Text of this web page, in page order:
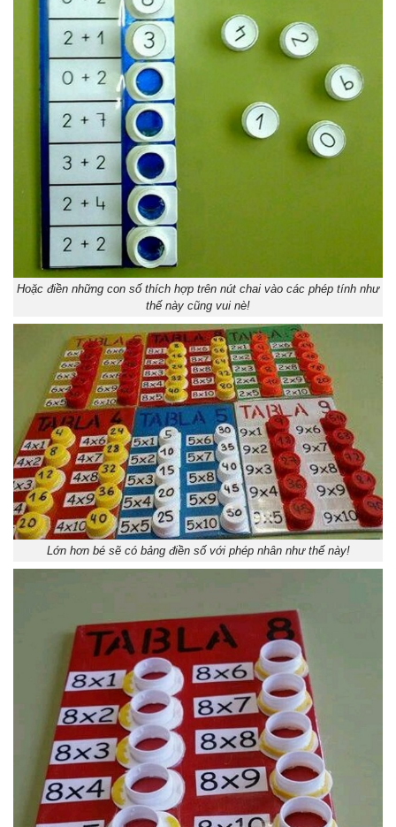
Hoặc điền những con số thích hợp trên nút chai vào các phép tính như
thế này cũng vui nè!
Lớn hơn bé sẽ có bảng điền số với phép nhân như thế này!